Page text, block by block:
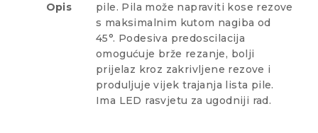
Opis
pile. Pila može napraviti kose rezove
s maksimalnim kutom nagiba od
45°. Podesiva predoscilacija
omogućuje brže rezanje, bolji
prijelaz kroz zakrivljene rezove i
produljuje vijek trajanja lista pile.
Ima LED rasvjetu za ugodniji rad.